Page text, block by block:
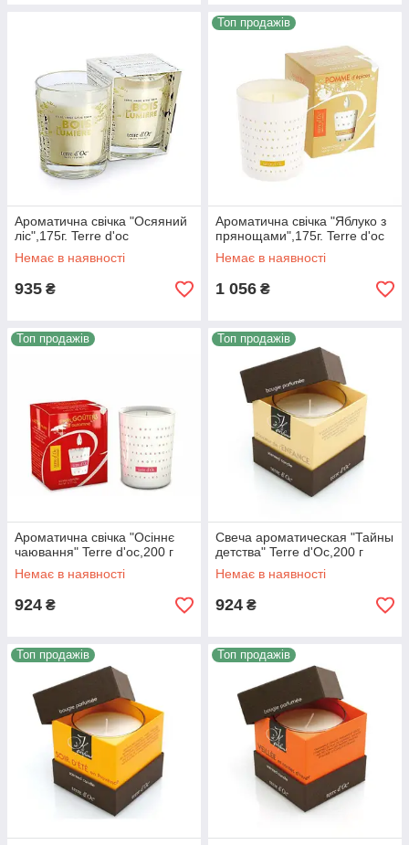
Ароматична свічка "Осяяний
ліс",175г. Terre d'oc
Немає в наявності
935 ₴
Топ продажів
Ароматична свічка "Яблуко з
прянощами",175г. Terre d'oc
Немає в наявності
1 056 ₴
Топ продажів
Ароматична свічка "Осіннє
чаювання" Terre d'oc,200 г
Немає в наявності
924 ₴
Топ продажів
Свеча ароматическая "Тайны
детства" Terre d'Oc,200 г
Немає в наявності
924 ₴
Топ продажів Топ продажів